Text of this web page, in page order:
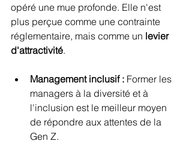
opéré une mue profonde. Elle n'est
plus perçue comme une contrainte
réglementaire, mais comme un levier
d'attractivité.
Management inclusif : Former les
managers à la diversité et à
l'inclusion est le meilleur moyen
de répondre aux attentes de la
Gen Z.